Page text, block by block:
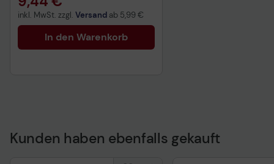
inkl. MwSt. zzgl. Versand ab 5,99 €
In den Warenkorb
Kunden haben ebenfalls gekauft